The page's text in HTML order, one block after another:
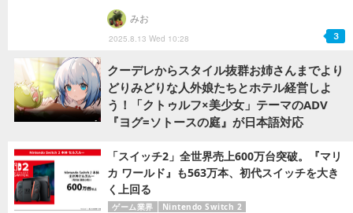
2025.8.13 Wed 10:28
みお
3
クーデレからスタイル抜群お姉さんまでより
どりみどりな人外娘たちとホテル経営しよ
う！「クトゥルフ×美少女」テーマのADV
『ヨグ=ソトースの庭』が日本語対応
「スイッチ2」全世界売上600万台突破。『マリ
カ ワールド』も563万本、初代スイッチを大き
く上回る
ゲーム業界 Nintendo Switch 2